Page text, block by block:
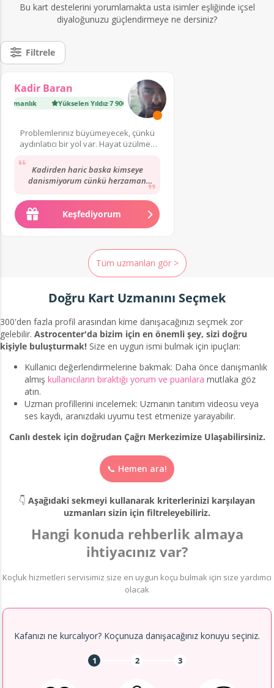
Bu kart destelerini yorumlamakta usta isimler eşliğinde içsel
diyaloğunuzu güçlendirmeye ne dersiniz?
Filtrele
Kadir Baran
Yükselen Yıldız·7 900 danışmanlık
Problemleriniz büyümeyecek, çünkü
aydınlatıcı bir yol var. Hayat üzülmek
Kadirden haric baska kimseye
danismiyorum cünkü herzaman
Herzaman icimi rahatlatiyor...
Keşfediyorum
Tüm uzmanları gör >
Doğru Kart Uzmanını Seçmek
300'den fazla profil arasından kime danışacağınızı seçmek zor
gelebilir. Astrocenter'da bizim için en önemli şey, sizi doğru
kişiyle buluşturmak! Size en uygun ismi bulmak için ipuçları:
Kullanıcı değerlendirmelerine bakmak: Daha önce danışmanlık
almış kullanıcıların bıraktığı yorum ve puanlara mutlaka göz
atın.
Uzman profillerini incelemek: Uzmanın tanıtım videosu veya
ses kaydı, aranızdaki uyumu test etmenize yarayabilir.
Canlı destek için doğrudan Çağrı Merkezimize Ulaşabilirsiniz.
📞 Hemen ara!
👇 Aşağıdaki sekmeyi kullanarak kriterlerinizi karşılayan
uzmanları sizin için filtreleyebiliriz.
Hangi konuda rehberlik almaya
ihtiyacınız var?
Koçluk hizmetleri servisimiz size en uygun koçu bulmak için size yardımcı
olacak
Kafanızı ne kurcalıyor? Koçunuza danışacağınız konuyu seçiniz.
1 2 3